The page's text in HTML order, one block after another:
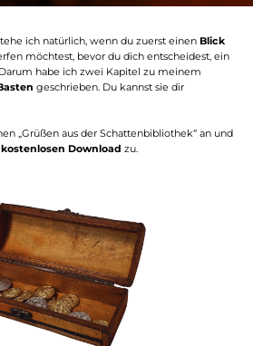
ich natürlich, wenn du zuerst einen Blick
möchtest, bevor du dich entscheidest, ein
habe ich zwei Kapitel zu meinem
geschrieben. Du kannst sie dir
„Grüßen aus der Schattenbibliothek“ an und
kostenlosen Download zu.